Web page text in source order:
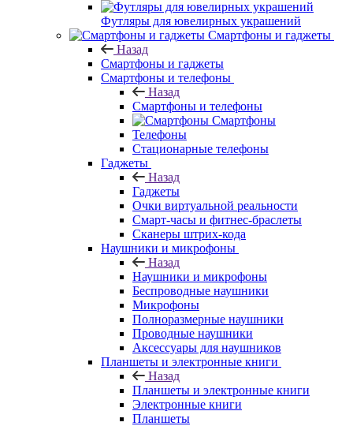
Футляры для ювелирных украшений
Смартфоны и гаджеты
Назад
Смартфоны и гаджеты
Смартфоны и телефоны
Назад
Смартфоны и телефоны
Смартфоны
Телефоны
Стационарные телефоны
Гаджеты
Назад
Гаджеты
Очки виртуальной реальности
Смарт-часы и фитнес-браслеты
Сканеры штрих-кода
Наушники и микрофоны
Назад
Наушники и микрофоны
Беспроводные наушники
Микрофоны
Полноразмерные наушники
Проводные наушники
Аксессуары для наушников
Планшеты и электронные книги
Назад
Планшеты и электронные книги
Электронные книги
Планшеты